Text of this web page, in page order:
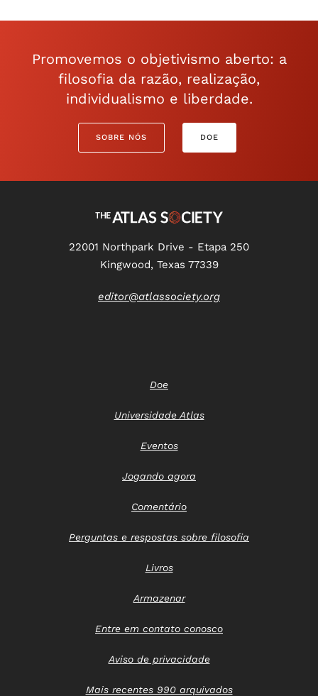
Promovemos o objetivismo aberto: a
filosofia da razão, realização,
individualismo e liberdade.
SOBRE NÓS DOE
22001 Northpark Drive - Etapa 250
Kingwood, Texas 77339
editor@atlassociety.org
Doe
Universidade Atlas
Eventos
Jogando agora
Comentário
Perguntas e respostas sobre filosofia
Livros
Armazenar
Entre em contato conosco
Aviso de privacidade
Mais recentes 990 arquivados